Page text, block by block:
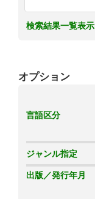
検索結果一覧表示
オプション
言語区分
ジャンル指定
出版／発行年月